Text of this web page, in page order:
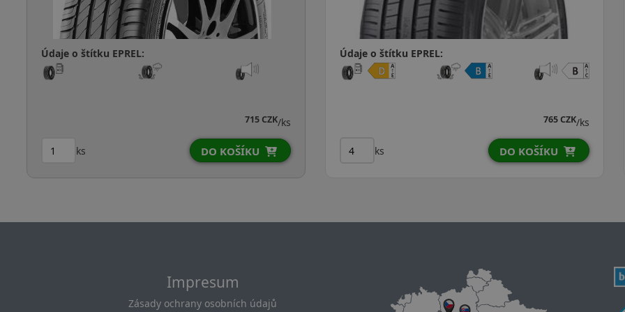
Údaje o štítku EPREL:
DO KOŠÍKU
Údaje o štítku EPREL:
DO
Impresum
Zásady ochrany osobních údajů